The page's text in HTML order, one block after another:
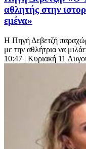
αθλητής στην
εμένα»
Η Πηγή Δεβετζή
με την αθλήτρια να
10:47 | Κυριακή 11